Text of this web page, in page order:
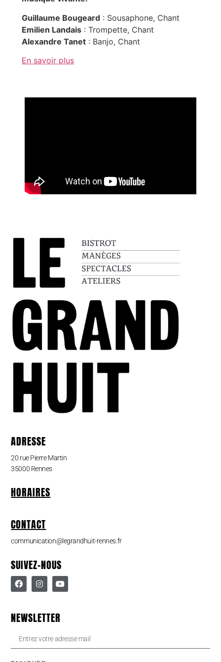
Guillaume Bougeard : Sousaphone, Chant
Emilien Landais : Trompette, Chant
Alexandre Tanet : Banjo, Chant
En savoir plus
ADRESSE
20 rue Pierre Martin
35000 Rennes
HORAIRES
CONTACT
communication@legrandhuit-rennes.fr
SUIVEZ-NOUS
NEWSLETTER